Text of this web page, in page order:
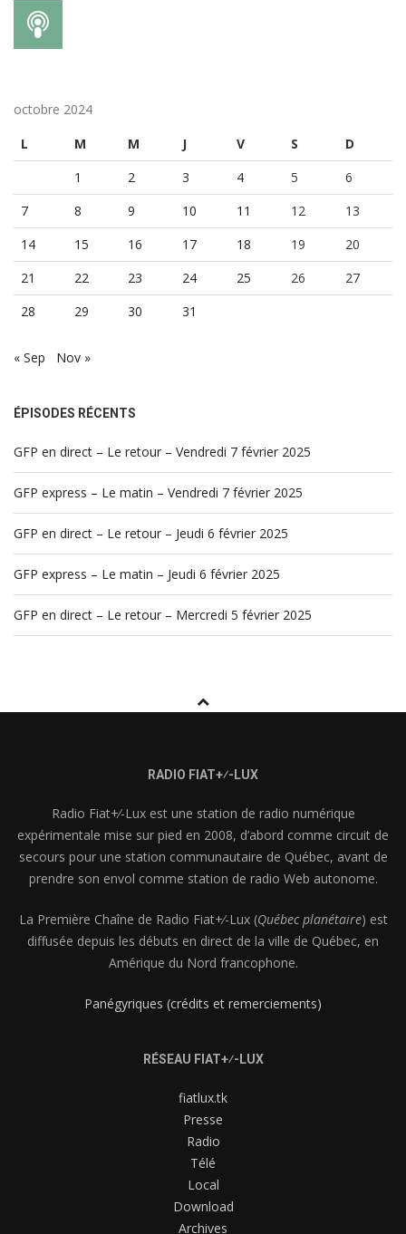
octobre 2024
L
M M J V S
D
1
2 3 4 5
6
7
8 9 10 11 12
13
14
15 16 17 18 19
20
21
22 23 24 25 26
27
28
29 30 31
« Sep Nov »
ÉPISODES RÉCENTS
GFP en direct – Le retour – Vendredi 7 février 2025
GFP express – Le matin – Vendredi 7 février 2025
GFP en direct – Le retour – Jeudi 6 février 2025
GFP express – Le matin – Jeudi 6 février 2025
GFP en direct – Le retour – Mercredi 5 février 2025
RADIO FIAT+⁄-LUX
Radio Fiat+⁄-Lux est une station de radio numérique
expérimentale mise sur pied en 2008, d’abord comme circuit de
secours pour une station communautaire de Québec, avant de
prendre son envol comme station de radio Web autonome.
La Première Chaîne de Radio Fiat+⁄-Lux (Québec planétaire) est
diffusée depuis les débuts en direct de la ville de Québec, en
Amérique du Nord francophone.
Panégyriques (crédits et remerciements)
RÉSEAU FIAT+⁄-LUX
fiatlux.tk
Presse
Radio
Télé
Local
Download
Archives